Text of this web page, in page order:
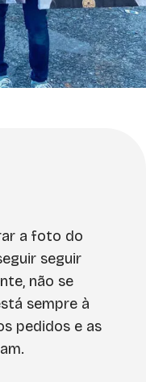
a foto do
seguir
não se
sempre à
pedidos e as